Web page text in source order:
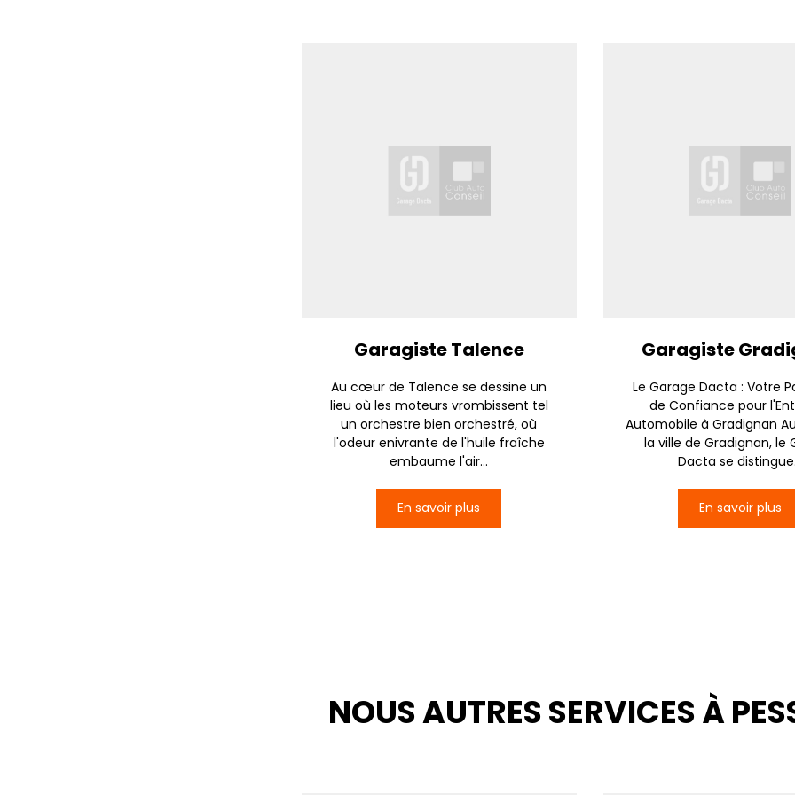
Garagiste Talence
Au cœur de Talence se dessine un
lieu où les moteurs vrombissent tel
un orchestre bien orchestré, où
l'odeur enivrante de l'huile fraîche
embaume l'air...
En savoir plus
Garagiste
Le Garage Dacta : Votre
de Confiance pour
Automobile à Gradignan
la ville de Gradignan, le
Dacta se
En savoir plus
NOUS AUTRES SERVICES À